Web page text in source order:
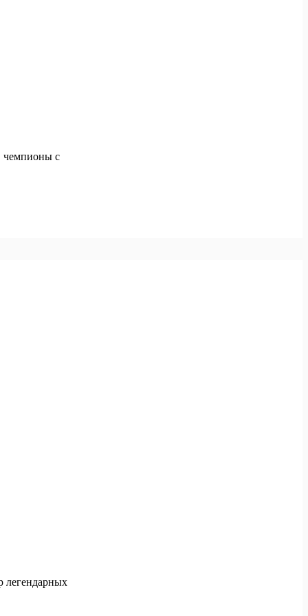
чемпионы с
легендарных